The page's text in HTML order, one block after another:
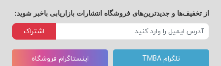
از تخفیف‌ها و جدیدترین‌های فروشگاه انتشارات بازاریابی باخبر شوید:
اشتراک
تلگرام TMBA اینستاگرام فروشگاه